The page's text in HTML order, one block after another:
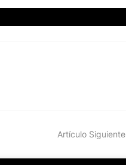
Artículo Siguiente